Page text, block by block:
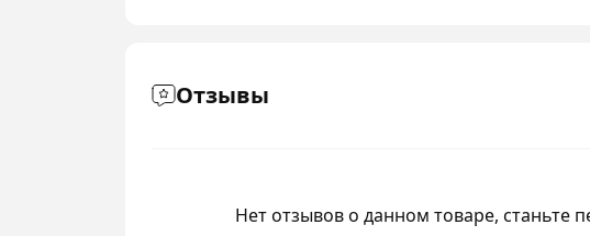
Отзывы
Нет отзывов о данном товаре, станьте